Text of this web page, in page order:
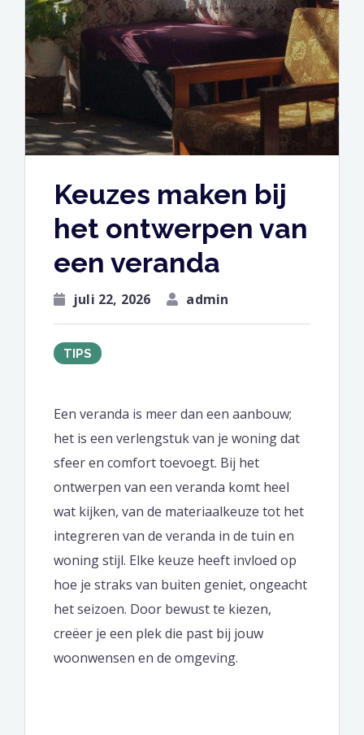
Keuzes maken bij
het ontwerpen van
een veranda
juli 22, 2026 admin
TIPS
Een veranda is meer dan een aanbouw;
het is een verlengstuk van je woning dat
sfeer en comfort toevoegt. Bij het
ontwerpen van een veranda komt heel
wat kijken, van de materiaalkeuze tot het
integreren van de veranda in de tuin en
woning stijl. Elke keuze heeft invloed op
hoe je straks van buiten geniet, ongeacht
het seizoen. Door bewust te kiezen,
creëer je een plek die past bij jouw
woonwensen en de omgeving.